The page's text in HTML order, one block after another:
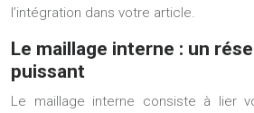
l’intégration dans votre article.
Le maillage interne : un
puissant
Le maillage interne consiste à lier